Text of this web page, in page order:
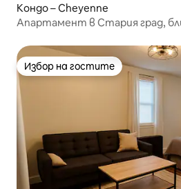
Кондо – Cheyenne
Апартамент в Стария град,
Избор на гостите
Избор на гостите